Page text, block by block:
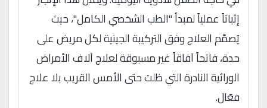
إثباتاً عملياً لمبدأ "الطب الشخصي الكامل"، حيث
يُصمَّم العلاج وفق التركيبة الجينية لكل مريض على
حدة، فاتحاً آفاقاً غير مسبوقة لعلاج آلاف الأمراض
الوراثية النادرة التي ظلت حتى الأمس القريب بلا علاج
فعّال.